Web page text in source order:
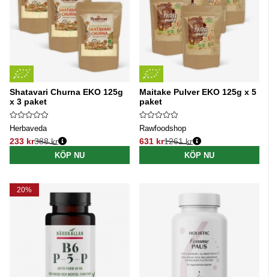
Shatavari Churna EKO 125g
x 3 paket
Herbaveda
233 kr
Ordinarie pris:
388 kr
KÖP NU
Maitake Pulver EKO 125g x 5
paket
Rawfoodshop
631 kr
Ordinarie pris:
1261 kr
KÖP NU
20%